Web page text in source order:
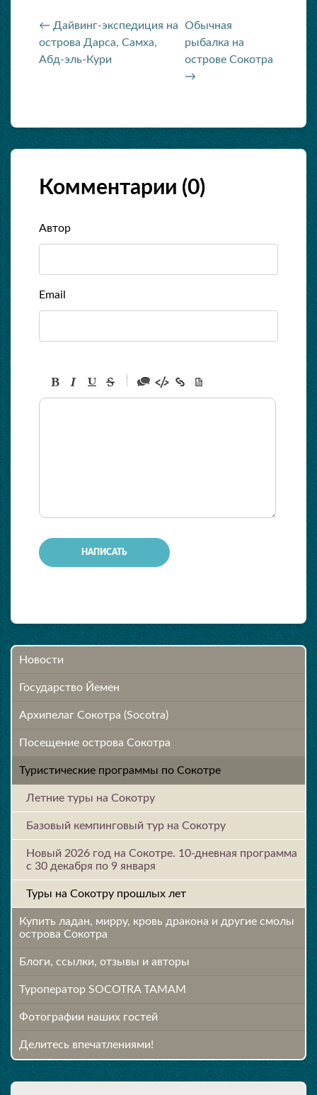
← Дайвинг-экспедиция на
острова Дарса, Самха,
Абд-эль-Кури
Обычная
рыбалка на
острове Сокотра
→
Комментарии (0)
Автор
Email
-
-
Новости
Государство Йемен
Архипелаг Сокотра (Socotra)
Посещение острова Cокотра
Туристические программы по Сокотре
Летние туры на Сокотру
Базовый кемпинговый тур на Сокотру
Новый 2026 год на Сокотре. 10-дневная программа
c 30 декабря по 9 января
Туры на Сокотру прошлых лет
Купить ладан, мирру, кровь дракона и другие смолы
острова Сокотра
Блоги, ссылки, отзывы и авторы
Туроператор SOCOTRA TAMAM
Фотографии наших гостей
Делитесь впечатлениями!